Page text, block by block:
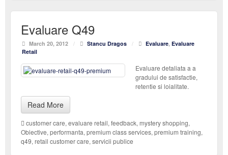
Evaluare Q49
March 20, 2012 / Stancu Dragos / Evaluare, Evaluare
Retail
Evaluare detaliata a a
gradului de satisfactie,
retentie si loialitate.
Read More
customer care, evaluare retail, feedback, mystery shopping,
Obiective, performanta, premium class services, premium training,
q49, retail customer care, servicii publice